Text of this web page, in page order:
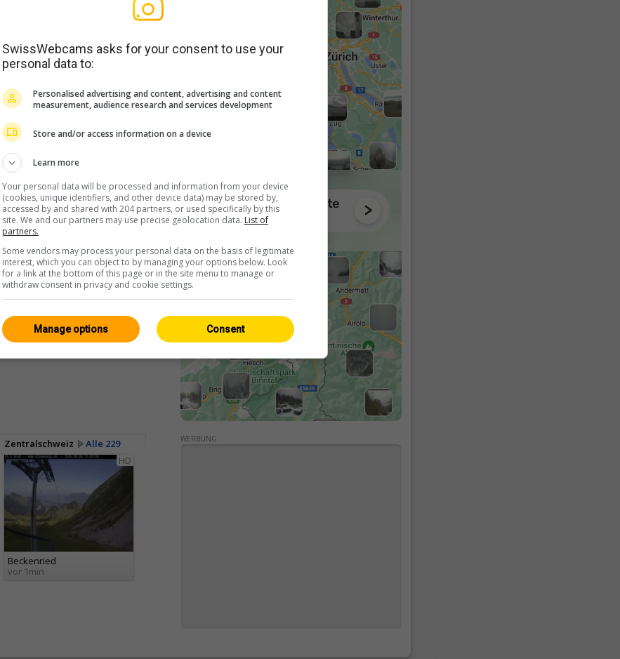
Zentralschweiz
Alle 229
HD
Beckenried
vor 1min
WERBUNG
SwissWebcams asks for your consent to use your
personal data to:
Personalised advertising and content, advertising and content
measurement, audience research and services development
Store and/or access information on a device
Learn more
Your personal data will be processed and information from your device
(cookies, unique identifiers, and other device data) may be stored by,
accessed by and shared with 204 partners, or used specifically by this
site. We and our partners may use precise geolocation data. List of
partners.
Some vendors may process your personal data on the basis of legitimate
interest, which you can object to by managing your options below. Look
for a link at the bottom of this page or in the site menu to manage or
withdraw consent in privacy and cookie settings.
Consent
Manage options